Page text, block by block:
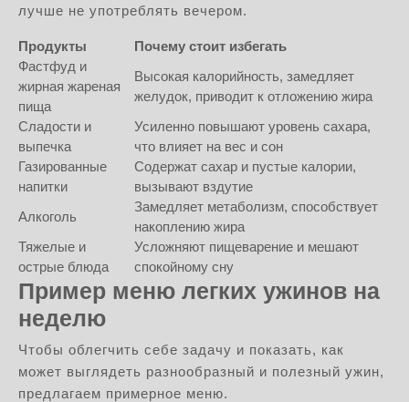
лучше не употреблять вечером.
Продукты
Почему стоит избегать
Фастфуд и
жирная жареная
пища
Высокая калорийность, замедляет
желудок, приводит к отложению жира
Сладости и
выпечка
Усиленно повышают уровень сахара,
что влияет на вес и сон
Газированные
напитки
Содержат сахар и пустые калории,
вызывают вздутие
Алкоголь
Замедляет метаболизм, способствует
накоплению жира
Тяжелые и
острые блюда
Усложняют пищеварение и мешают
спокойному сну
Пример меню легких ужинов на
неделю
Чтобы облегчить себе задачу и показать, как
может выглядеть разнообразный и полезный ужин,
предлагаем примерное меню.